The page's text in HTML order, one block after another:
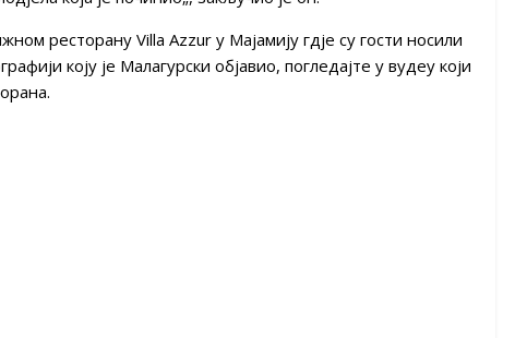
ресторану Villa Azzur у Мајамију гдје су гости носили
коју је Малагурски објавио, погледајте у вудеу који